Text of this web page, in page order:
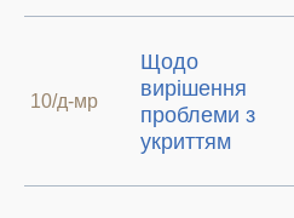
10/д-мр
Щодо
вирішення
проблеми з
укриттям